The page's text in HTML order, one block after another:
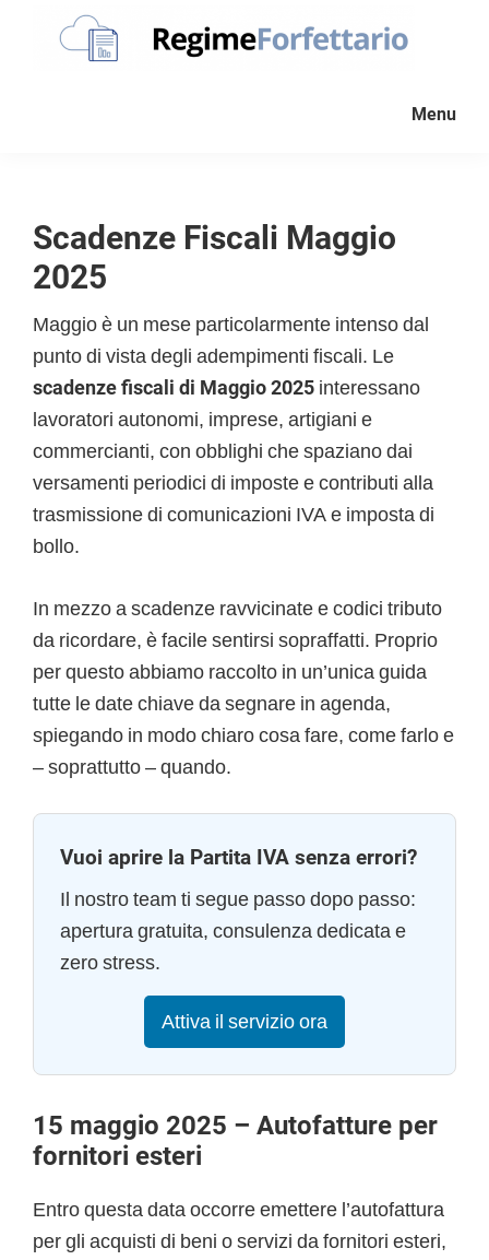
partita
Iva
Menu
Scadenze Fiscali Maggio
2025
Maggio è un mese particolarmente intenso dal
punto di vista degli adempimenti fiscali. Le
scadenze fiscali di Maggio 2025 interessano
lavoratori autonomi, imprese, artigiani e
commercianti, con obblighi che spaziano dai
versamenti periodici di imposte e contributi alla
trasmissione di comunicazioni IVA e imposta di
bollo.
In mezzo a scadenze ravvicinate e codici tributo
da ricordare, è facile sentirsi sopraffatti. Proprio
per questo abbiamo raccolto in un’unica guida
tutte le date chiave da segnare in agenda,
spiegando in modo chiaro cosa fare, come farlo e
– soprattutto – quando.
Vuoi aprire la Partita IVA senza errori?
Il nostro team ti segue passo dopo passo:
apertura gratuita, consulenza dedicata e
zero stress.
Attiva il servizio ora
15 maggio 2025 – Autofatture per
fornitori esteri
Entro questa data occorre emettere l’autofattura
per gli acquisti di beni o servizi da fornitori esteri,